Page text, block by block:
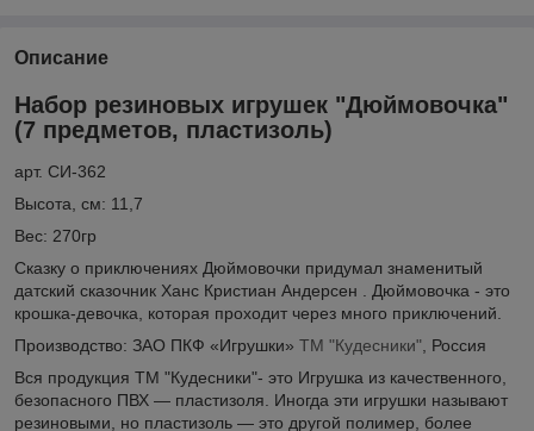
Описание
Набор резиновых игрушек "Дюймовочка"
(7 предметов, пластизоль)
арт. СИ-362
Высота, см: 11,7
Вес: 270гр
Сказку о приключениях Дюймовочки придумал знаменитый
датский сказочник Ханс Кристиан Андерсен . Дюймовочка - это
крошка-девочка, которая проходит через много приключений.
Производство: ЗАО ПКФ «Игрушки» ТМ "Кудесники", Россия
Вся продукция ТМ "Кудесники"- это Игрушка из качественного,
безопасного ПВХ — пластизоля. Иногда эти игрушки называют
резиновыми, но пластизоль — это другой полимер, более